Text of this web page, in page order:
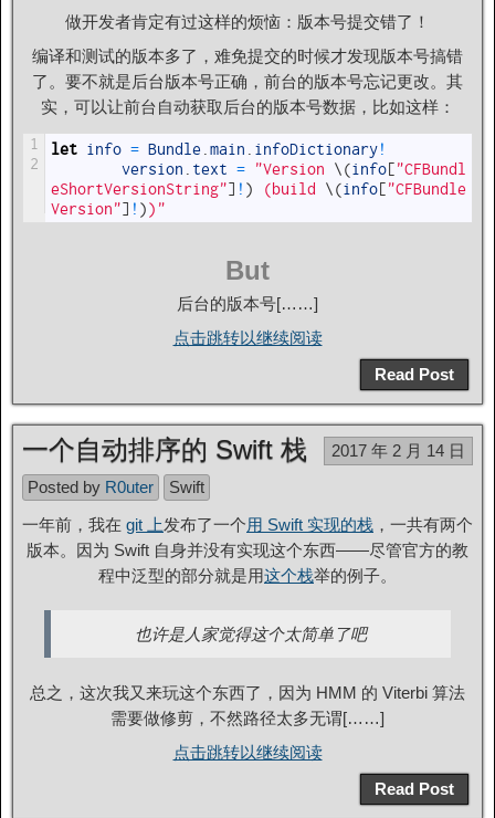
做开发者肯定有过这样的烦恼：版本号提交错了！
编译和测试的版本多了，难免提交的时候才发现版本号搞错
了。要不就是后台版本号正确，前台的版本号忘记更改。其
实，可以让前台自动获取后台的版本号数据，比如这样：
1
2
let info = Bundle main infoDictionary!
version
text = "Version \(info["CFBundl
eShortVersionString"] ! ) (build \(info["CFBundle
Version"] ! ))"
But
后台的版本号[……]
点击跳转以继续阅读
Read Post
一个自动排序的 Swift 栈
2017 年 2 月 14 日
Posted by R0uter
Swift
一年前，我在 git 上发布了一个用 Swift 实现的栈 ，一共有两个
版本。因为 Swift 自身并没有实现这个东西——尽管官方的教
程中泛型的部分就是用这个栈举的例子。
也许是人家觉得这个太简单了吧
总之，这次我又来玩这个东西了，因为 HMM 的 Viterbi 算法
需要做修剪，不然路径太多无谓[……]
点击跳转以继续阅读
Read Post